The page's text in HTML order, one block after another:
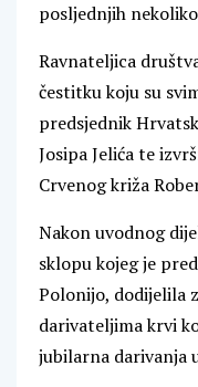
posljednjih
Ravnateljica
čestitku koju su
predsjednik
Josipa Jelića te
Crvenog križa
Nakon uvodnog
sklopu kojeg je
Polonijo, dodijelila
darivateljima krvi
jubilarna darivanja